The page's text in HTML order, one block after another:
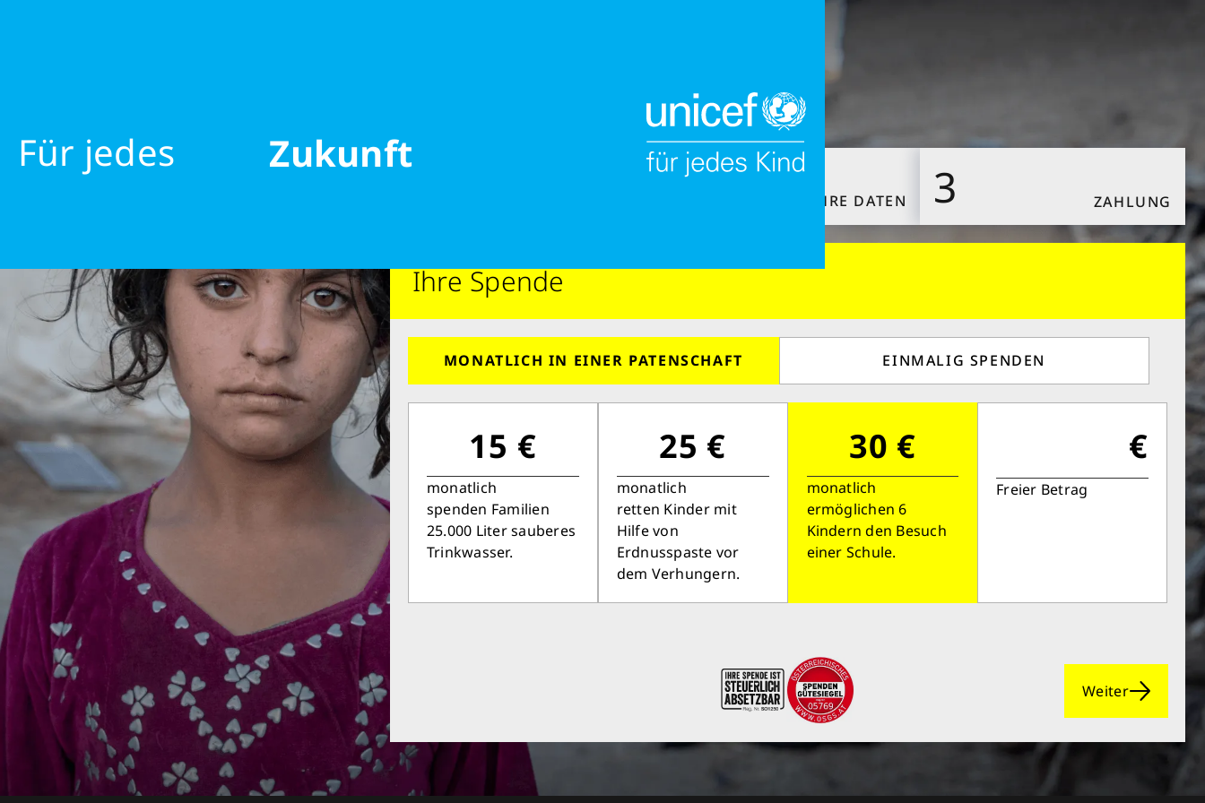
Für jedes
Zukunft
1 2 IHRE DATEN 3 ZAHLUNG
Ihre Spende
MONATLICH IN EINER PATENSCHAFT EINMALIG SPENDEN
15 €
monatlich
spenden Familien
25.000 Liter sauberes
Trinkwasser.
25 €
monatlich
retten Kinder mit
Hilfe von
Erdnusspaste vor
dem Verhungern.
30 €
monatlich
ermöglichen 6
Kindern den Besuch
einer Schule.
€
Freier Betrag
Weiter
Retten Sie noch heute Leben
Schon 50 Cent am Tag können Großes bewirken: z.B.
Verfügung stellen.
mehr Kindheit, bessere Zukunft.
Jetzt Leben retten